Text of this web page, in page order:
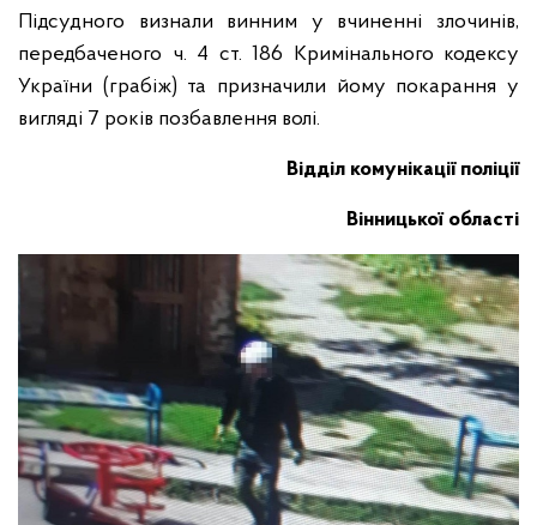
Підсудного визнали винним у вчиненні злочинів,
передбаченого ч. 4 ст. 186 Кримінального кодексу
України (грабіж) та призначили йому покарання у
вигляді 7 років позбавлення волі.
Відділ комунікації поліції
Вінницької області